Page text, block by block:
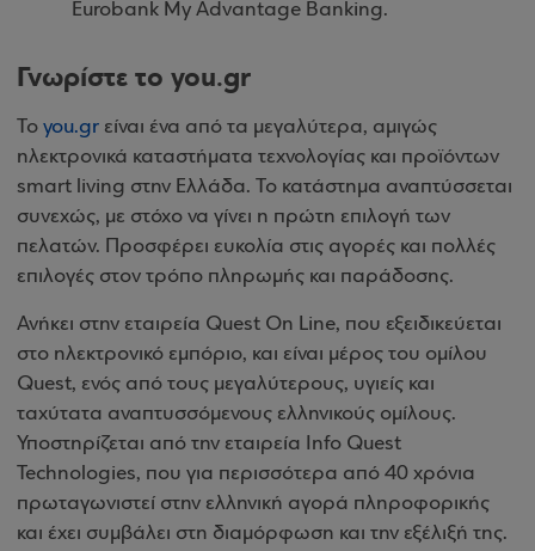
Eurobank My Advantage Banking.
Γνωρίστε το you.gr
Το you.gr είναι ένα από τα μεγαλύτερα, αμιγώς
ηλεκτρονικά καταστήματα τεχνολογίας και προϊόντων
smart living στην Ελλάδα. Το κατάστημα αναπτύσσεται
συνεχώς, με στόχο να γίνει η πρώτη επιλογή των
πελατών. Προσφέρει ευκολία στις αγορές και πολλές
επιλογές στον τρόπο πληρωμής και παράδοσης.
Ανήκει στην εταιρεία Quest On Line, που εξειδικεύεται
στο ηλεκτρονικό εμπόριο, και είναι μέρος του ομίλου
Quest, ενός από τους μεγαλύτερους, υγιείς και
ταχύτατα αναπτυσσόμενους ελληνικούς ομίλους.
Υποστηρίζεται από την εταιρεία Info Quest
Technologies, που για περισσότερα από 40 χρόνια
πρωταγωνιστεί στην ελληνική αγορά πληροφορικής
και έχει συμβάλει στη διαμόρφωση και την εξέλιξή της.